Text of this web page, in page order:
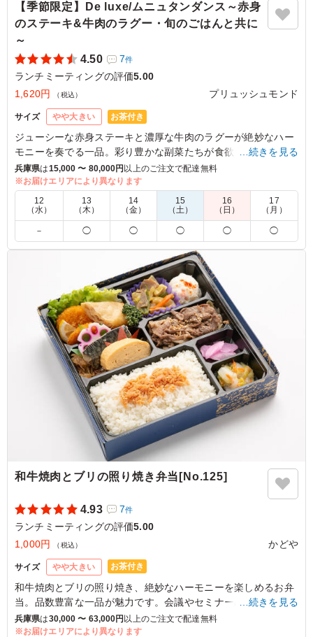
【季節限定】De luxe/ムニュタンダンス～赤身
のステーキ&牛肉のラグー・旬のごはんと共に
～
4.50
7件
ランチミーティングの評価5.00
1,620円
（税込） プリュッシュモンド
サイズ やや大きい お茶付き
ジューシーな赤身ステーキと濃厚な牛肉のラグーが絶妙なハー
モニーを奏でる一品。彩り豊かな副菜たちが食欲をそそりま
す。特別なひとときやお食事会でも喜ばれる、贅沢な味わいを
お楽しみください。
＜旬のごはん＞
12月1日～2月28日：しそオイルの混ぜご飯
3月1日～5月31日：グリンピースご飯
6月1日～8月31日：とうもろこしと枝豆の炊き込みご飯
9月1日～11月30日：栗ご飯
5.0
副菜もメインのおかずも、丁寧に一つ一つ作られており、
盛り付けも色鮮やかで見た目も美しいです。 またお肉だ
けではなくて、野菜もしっかり入っていますし、極め付け
は美味しいデザートです！
ご利用シーン：会議・セミナー›ランチミーティング
京都府京都市左京区岡崎徳成町2026/02/06
…続きを見る
兵庫県は15,000 〜 80,000円 以上のご注文で配達無料
※お届けエリアにより異なります
12
（水）
13
（木）
14
（金）
15
（土）
16
（日）
17
（月）
－ ◯ ◯ ◯ ◯ ◯
和牛焼肉とブリの照り焼き弁当[No.125]
4.93 7件
ランチミーティングの評価5.00
1,000円
（税込） かどや
サイズ やや大きい お茶付き
和牛焼肉とブリの照り焼き、絶妙なハーモニーを楽しめるお弁
当。品数豊富な一品が魅力です。会議やセミナーの際にもぴっ
たり。特別なひとときを彩るお弁当です。
…続きを見る
兵庫県は30,000 〜 63,000円以上のご注文で配達無料
※お届けエリアにより異なります